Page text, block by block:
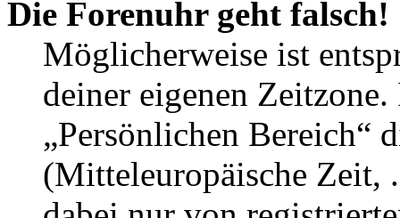
Die Forenuhr geht falsch!
Möglicherweise ist
deiner eigenen
„Persönlichen Bereich“
(Mitteleuropäische Zeit,